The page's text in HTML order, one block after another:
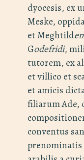
dyocesis, ex
Meske,
et Meghtild
Godefridi,
tutorem, ex
et villico et
et amicis
filiarum Ade,
conventus